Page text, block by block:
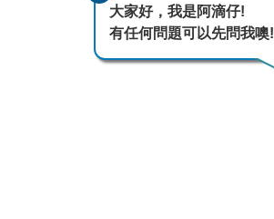
大家好，我是阿滴仔!
有任何問題可以先問我噢!